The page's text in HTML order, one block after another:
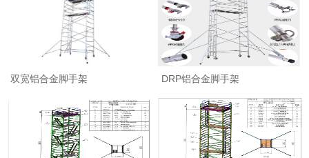
双宽铝合金脚手架 DRP铝合金脚手架